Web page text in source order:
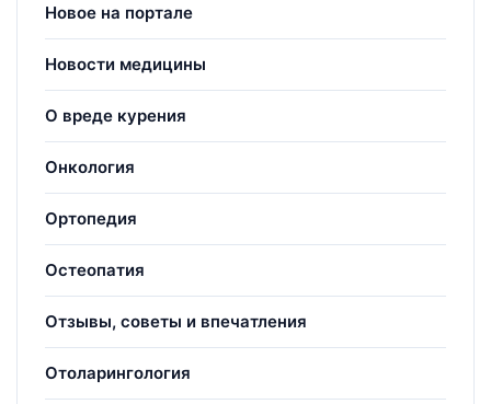
Новое на портале
Новости медицины
О вреде курения
Онкология
Ортопедия
Остеопатия
Отзывы, советы и впечатления
Отоларингология